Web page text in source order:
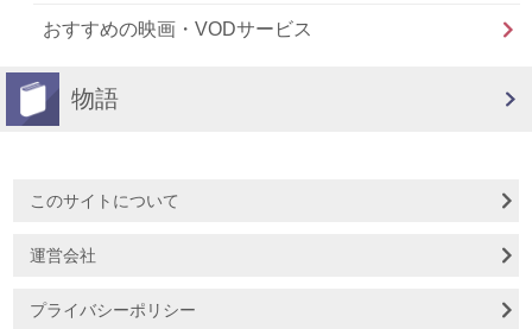
おすすめの映画・VODサービス
物語
このサイトについて
運営会社
プライバシーポリシー